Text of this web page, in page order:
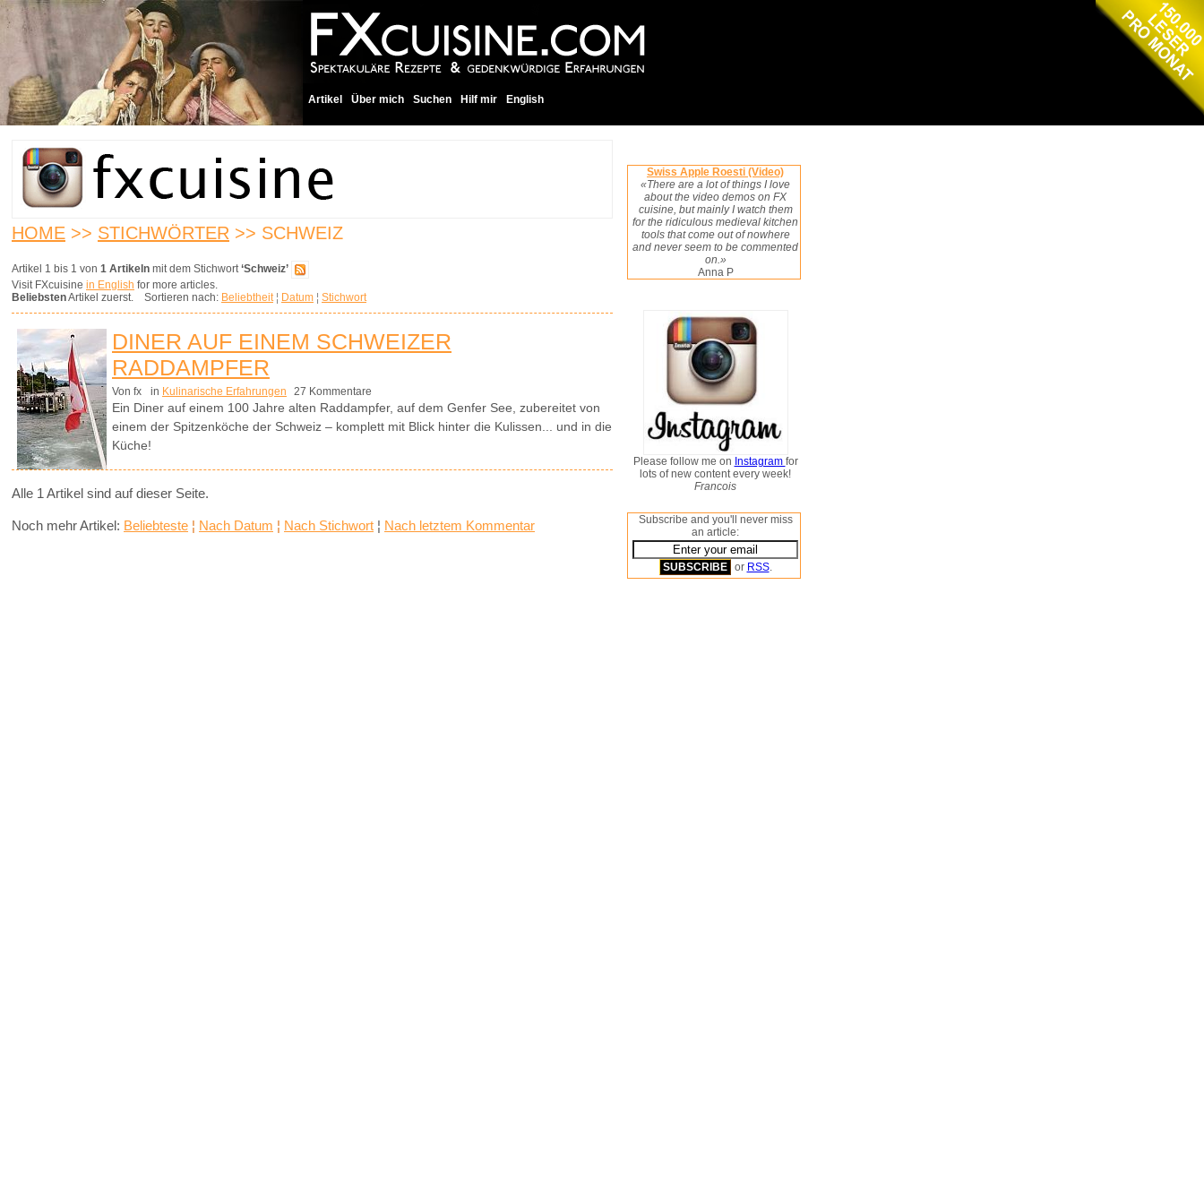
Artikel Über mich Suchen Hilf mir English
HOME >> STICHWÖRTER >> SCHWEIZ
Artikel 1 bis 1 von 1 Artikeln mit dem Stichwort‘Schweiz’
Visit FXcuisine in English for more articles.
BeliebstenArtikel zuerst. Sortieren nach: Beliebtheit¦ Datum ¦ Stichwort
DINER AUF EINEM SCHWEIZER
RADDAMPFER
Von fx in Kulinarische Erfahrungen 27 Kommentare
Ein Diner auf einem 100 Jahre alten Raddampfer, auf dem Genfer See, zubereitet von
einem der Spitzenköche der Schweiz – komplett mit Blick hinter die Kulissen... und in die
Küche!
Alle 1 Artikel sind auf dieser Seite.
Noch mehr Artikel: Beliebteste ¦ Nach Datum ¦ Nach Stichwort ¦ Nach letztem Kommentar
Swiss Apple Roesti (Video)
«There are a lot of things I love
about the video demos on FX
cuisine, but mainly I watch them
for the ridiculous medieval kitchen
tools that come out of nowhere
and never seem to be commented
on.»
Anna P
Please follow me on Instagram for
lots of new content every week!
Francois
Subscribe and you'll never miss
an article:
or RSS.